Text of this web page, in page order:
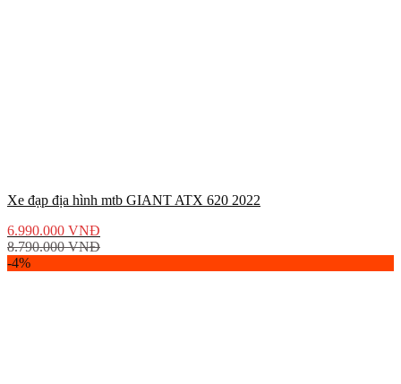
Xe đạp địa hình mtb GIANT ATX 620 2022
6.990.000 VNĐ
8.790.000VNĐ
-4%